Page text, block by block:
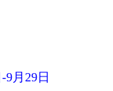
-9月29日